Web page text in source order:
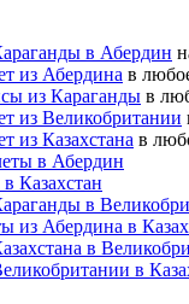
в Абердин
из Абердина в
из Караганды в
из Великобритании
из Казахстана в
в Абердин
Казахстан
в
из Абердина в
в
в